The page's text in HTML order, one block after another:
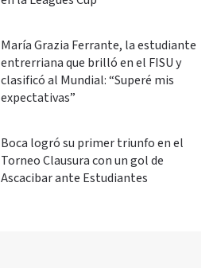
María Grazia Ferrante, la estudiante
entrerriana que brilló en el FISU y
clasificó al Mundial: “Superé mis
expectativas”
Boca logró su primer triunfo en el
Torneo Clausura con un gol de
Ascacibar ante Estudiantes